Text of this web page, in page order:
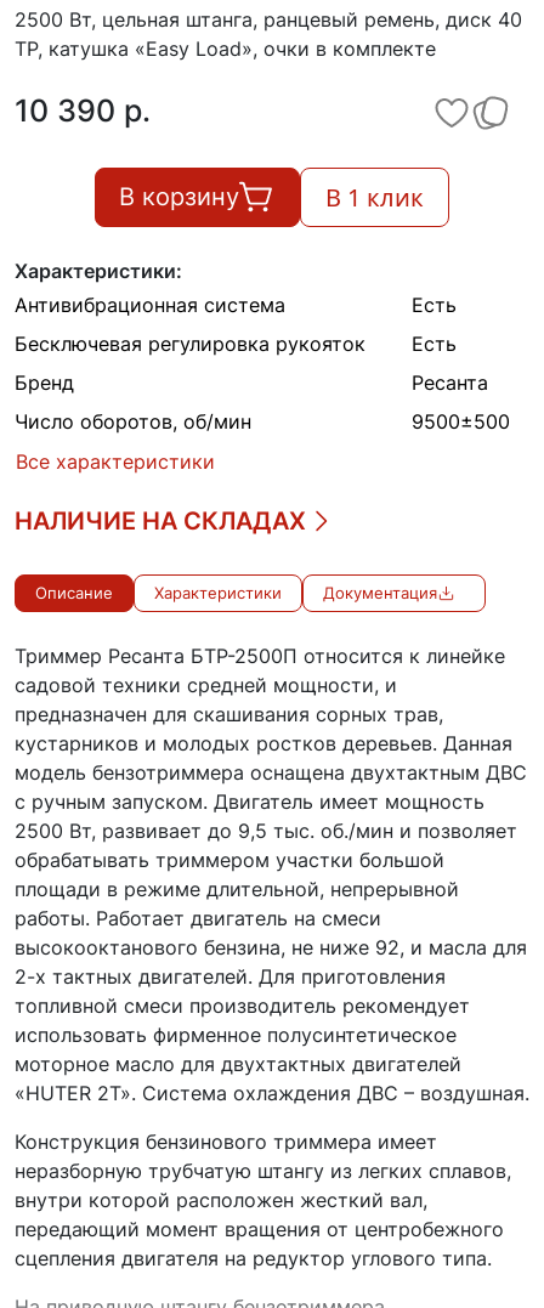
2500 Вт, цельная штанга, ранцевый ремень, диск 40
ТР, катушка «Easy Load», очки в комплекте
10 390 p.
В корзину В 1 клик
Характеристики:
Антивибрационная система
Есть
Бесключевая регулировка рукояток
Есть
Бренд
Ресанта
Число оборотов, об/мин
9500±500
Все характеристики
НАЛИЧИЕ НА СКЛАДАХ
Описание Характеристики Документация
Триммер Ресанта БТР-2500П относится к линейке
садовой техники средней мощности, и
предназначен для скашивания сорных трав,
кустарников и молодых ростков деревьев. Данная
модель бензотриммера оснащена двухтактным ДВС
с ручным запуском. Двигатель имеет мощность
2500 Вт, развивает до 9,5 тыс. об./мин и позволяет
обрабатывать триммером участки большой
площади в режиме длительной, непрерывной
работы. Работает двигатель на смеси
высокооктанового бензина, не ниже 92, и масла для
2-х тактных двигателей. Для приготовления
топливной смеси производитель рекомендует
использовать фирменное полусинтетическое
моторное масло для двухтактных двигателей
«HUTER 2T». Система охлаждения ДВС – воздушная.
Конструкция бензинового триммера имеет
неразборную трубчатую штангу из легких сплавов,
внутри которой расположен жесткий вал,
передающий момент вращения от центробежного
сцепления двигателя на редуктор углового типа.